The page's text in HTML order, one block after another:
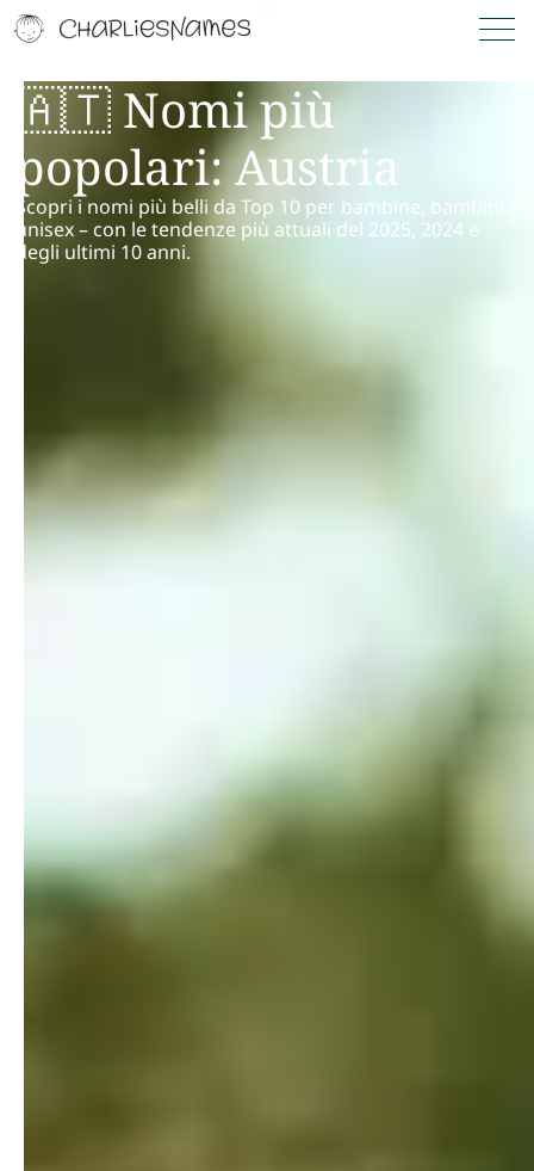
🇦🇹 Nomi più
popolari: Austria
Scopri i nomi più belli da Top 10 per bambine, bambini e
unisex – con le tendenze più attuali del 2025, 2024 e
degli ultimi 10 anni.